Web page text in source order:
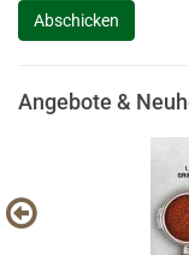
Angebote &